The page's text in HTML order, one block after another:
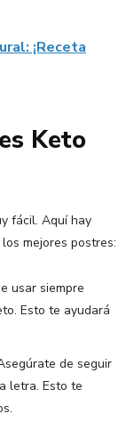
¡Receta
Keto
fácil. Aquí hay
mejores postres:
usar siempre
Esto te ayudará
de seguir
letra. Esto te